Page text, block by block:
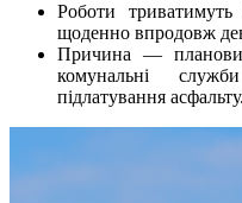
Роботи
щоденно впродовж
Причина —
комунальні
підлатування асфальту.